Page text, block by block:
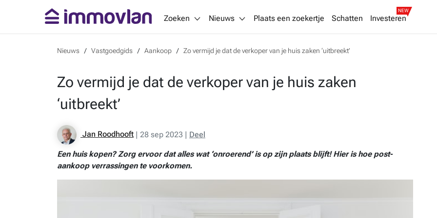
Zoeken Nieuws Plaats een zoekertje Schatten Investeren
NEW
Nieuws Vastgoedgids Aankoop Zo vermijd je dat de verkoper van je huis zaken ‘uitbreekt’
Zo vermijd je dat de verkoper van je huis zaken
‘uitbreekt’
Jan Roodhooft | 28 sep 2023 | Deel
Een huis kopen? Zorg ervoor dat alles wat ‘onroerend’ is op zijn plaats blijft! Hier is hoe post-
aankoop verrassingen te voorkomen.